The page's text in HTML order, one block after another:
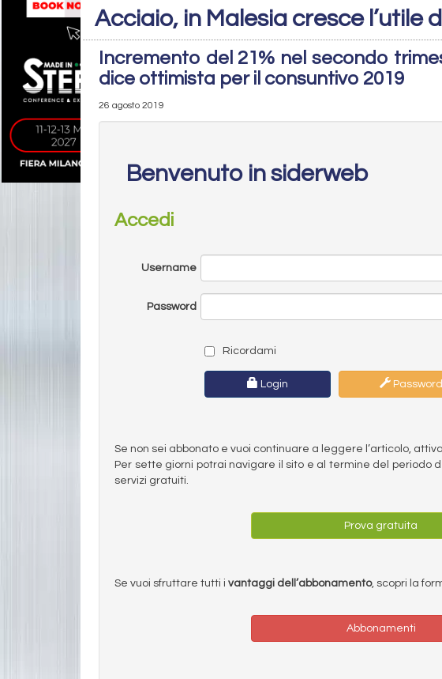
Acciaio, in Malesia cresce l’utile
Incremento del 21% nel secondo
dice ottimista per il consuntivo 2019
26 agosto 2019
Benvenuto in siderweb
Accedi
Username
Password
Ricordami
Login
Se non sei abbonato e vuoi continuare a leggere l’articolo,
Per sette giorni potrai navigare il sito e al termine del periodo
servizi gratuiti.
Prova gratuita
Se vuoi sfruttare tutti i vantaggi dell’abbonamento, scopri la
Abbonamenti